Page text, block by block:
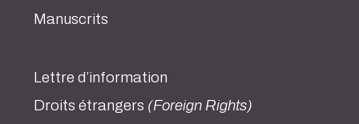
Manuscrits
Lettre d’information
Droits étrangers (Foreign Rights)